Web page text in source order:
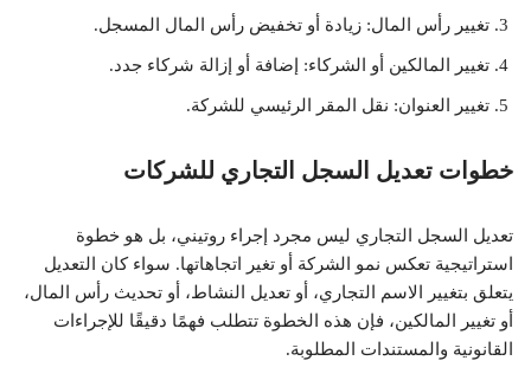
تغيير رأس المال: زيادة أو تخفيض رأس المال المسجل.
تغيير المالكين أو الشركاء: إضافة أو إزالة شركاء جدد.
تغيير العنوان: نقل المقر الرئيسي للشركة.
خطوات تعديل السجل التجاري للشركات
تعديل السجل التجاري ليس مجرد إجراء روتيني، بل هو خطوة
استراتيجية تعكس نمو الشركة أو تغير اتجاهاتها. سواء كان التعديل
يتعلق بتغيير الاسم التجاري، أو تعديل النشاط، أو تحديث رأس المال،
أو تغيير المالكين، فإن هذه الخطوة تتطلب فهمًا دقيقًا للإجراءات
القانونية والمستندات المطلوبة.